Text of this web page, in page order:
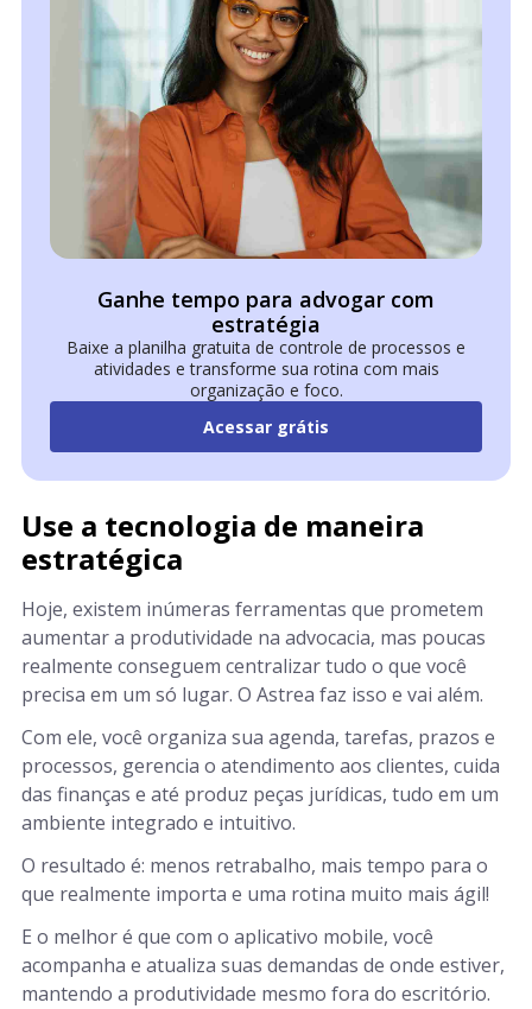
Ganhe tempo para advogar com
estratégia
Baixe a planilha gratuita de controle de processos e
atividades e transforme sua rotina com mais
organização e foco.
Acessar grátis
Use a tecnologia de maneira
estratégica
Hoje, existem inúmeras ferramentas que prometem
aumentar a produtividade na advocacia, mas poucas
realmente conseguem centralizar tudo o que você
precisa em um só lugar. O Astrea faz isso e vai além.
Com ele, você organiza sua agenda, tarefas, prazos e
processos, gerencia o atendimento aos clientes, cuida
das finanças e até produz peças jurídicas, tudo em um
ambiente integrado e intuitivo.
O resultado é: menos retrabalho, mais tempo para o
que realmente importa e uma rotina muito mais ágil!
E o melhor é que com o aplicativo mobile, você
acompanha e atualiza suas demandas de onde estiver,
mantendo a produtividade mesmo fora do escritório.